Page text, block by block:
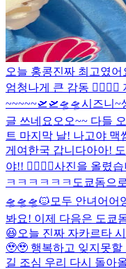
오늘 홍콩진짜 최고였
엄청나게 큰 감동
~~~~~🛫🛫🛸🛸시즈니~
글 쓰네요오오~~ 다들
트 마지막 날! 나고야 맥
게여 한국 갑니다아아!
야!! 🙂‍↕️🙂‍↕️사진을 올렸습
ㅋㅋㅋㅋㅋㅋ 도쿄돔으
🛸🛸🛸🐱 모두 안녀어어
봐요! 이제 다음은 도쿄
😆오늘 진짜 자카르타
🥹🥹 행복하고 잊지못
길 조심 우리 다시 돌아